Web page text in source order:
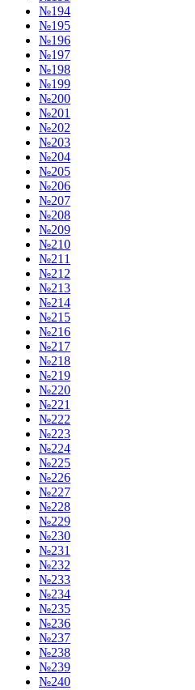
№194
№195
№196
№197
№198
№199
№200
№201
№202
№203
№204
№205
№206
№207
№208
№209
№210
№211
№212
№213
№214
№215
№216
№217
№218
№219
№220
№221
№222
№223
№224
№225
№226
№227
№228
№229
№230
№231
№232
№233
№234
№235
№236
№237
№238
№239
№240